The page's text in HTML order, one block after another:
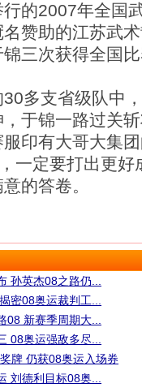
2007年全国武
赞助的江苏武
三次获得全国
支省级队中，
于锦一路过关
印有大哥大集
一定要打出更
的答卷。
孙英杰08之路仍...
密08奥运裁判工...
08 新赛季周期大...
08奥运强敌多尽...
牌 仍获08奥运入场券
刘德利目标08奥...